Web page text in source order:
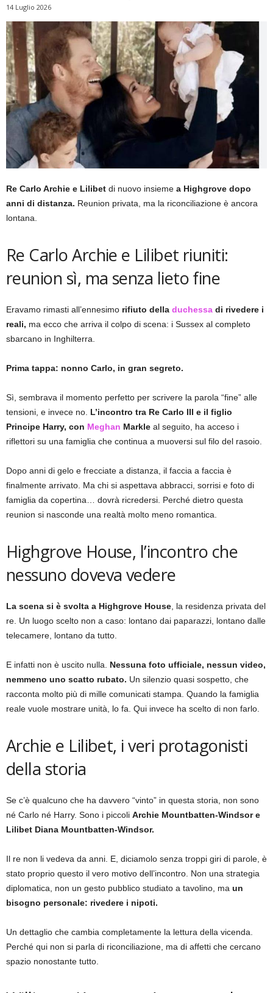
14 Luglio 2026
Re Carlo Archie e Lilibet di nuovo insieme a Highgrove dopo
anni di distanza. Reunion privata, ma la riconciliazione è ancora
lontana.
Re Carlo Archie e Lilibet riuniti:
reunion sì, ma senza lieto fine
Eravamo rimasti all’ennesimo rifiuto della duchessa di rivedere i
reali, ma ecco che arriva il colpo di scena: i Sussex al completo
sbarcano in Inghilterra.
Prima tappa: nonno Carlo, in gran segreto.
Sì, sembrava il momento perfetto per scrivere la parola “fine” alle
tensioni, e invece no. L’incontro tra Re Carlo III e il figlio
Principe Harry, con Meghan Markle al seguito, ha acceso i
riflettori su una famiglia che continua a muoversi sul filo del rasoio.
Dopo anni di gelo e frecciate a distanza, il faccia a faccia è
finalmente arrivato. Ma chi si aspettava abbracci, sorrisi e foto di
famiglia da copertina… dovrà ricredersi. Perché dietro questa
reunion si nasconde una realtà molto meno romantica.
Highgrove House, l’incontro che
nessuno doveva vedere
La scena si è svolta a Highgrove House , la residenza privata del
re. Un luogo scelto non a caso: lontano dai paparazzi, lontano dalle
telecamere, lontano da tutto.
E infatti non è uscito nulla. Nessuna foto ufficiale, nessun video,
nemmeno uno scatto rubato. Un silenzio quasi sospetto, che
racconta molto più di mille comunicati stampa. Quando la famiglia
reale vuole mostrare unità, lo fa. Qui invece ha scelto di non farlo.
Archie e Lilibet, i veri protagonisti
della storia
Se c’è qualcuno che ha davvero “vinto” in questa storia, non sono
né Carlo né Harry. Sono i piccoli Archie Mountbatten-Windsor e
Lilibet Diana Mountbatten-Windsor.
Il re non li vedeva da anni. E, diciamolo senza troppi giri di parole, è
stato proprio questo il vero motivo dell’incontro. Non una strategia
diplomatica, non un gesto pubblico studiato a tavolino, ma un
bisogno personale: rivedere i nipoti.
Un dettaglio che cambia completamente la lettura della vicenda.
Perché qui non si parla di riconciliazione, ma di affetti che cercano
spazio nonostante tutto.